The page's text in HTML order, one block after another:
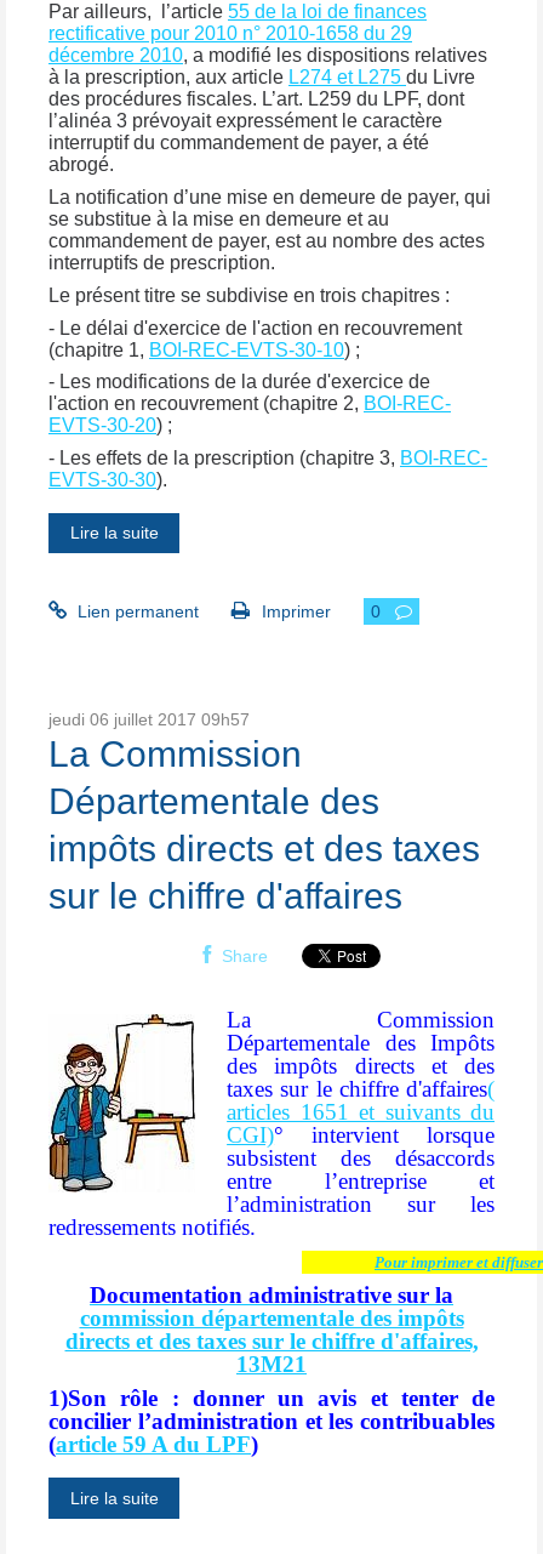
Par ailleurs, l’article 55 de la loi de finances
rectificative pour 2010 n° 2010-1658 du 29
décembre 2010, a modifié les dispositions relatives
à la prescription, aux article L274 et L275 du Livre
des procédures fiscales. L’art. L259 du LPF, dont
l’alinéa 3 prévoyait expressément le caractère
interruptif du commandement de payer, a été
abrogé.
La notification d’une mise en demeure de payer, qui
se substitue à la mise en demeure et au
commandement de payer, est au nombre des actes
interruptifs de prescription.
Le présent titre se subdivise en trois chapitres :
- Le délai d'exercice de l'action en recouvrement
(chapitre 1, BOI-REC-EVTS-30-10) ;
- Les modifications de la durée d'exercice de
l'action en recouvrement (chapitre 2, BOI-REC-
EVTS-30-20) ;
- Les effets de la prescription (chapitre 3, BOI-REC-
EVTS-30-30).
Lire la suite
Lien permanent Imprimer 0
jeudi 06 juillet 2017 09h57
La Commission
Départementale des
impôts directs et des taxes
sur le chiffre d'affaires
Share
La Commission
Départementale des Impôts
des impôts directs et des
taxes sur le chiffre d'affaires(
articles 1651 et suivants du
CGI)° intervient lorsque
subsistent des désaccords
entre l’entreprise et
l’administration sur les
redressements notifiés.
Pour imprimer et
Documentation administrative sur la
commission départementale des impôts
directs et des taxes sur le chiffre d'affaires,
13M21
1)Son rôle : donner un avis et tenter de
concilier l’administration et les contribuables
(article 59 A du LPF)
Lire la suite